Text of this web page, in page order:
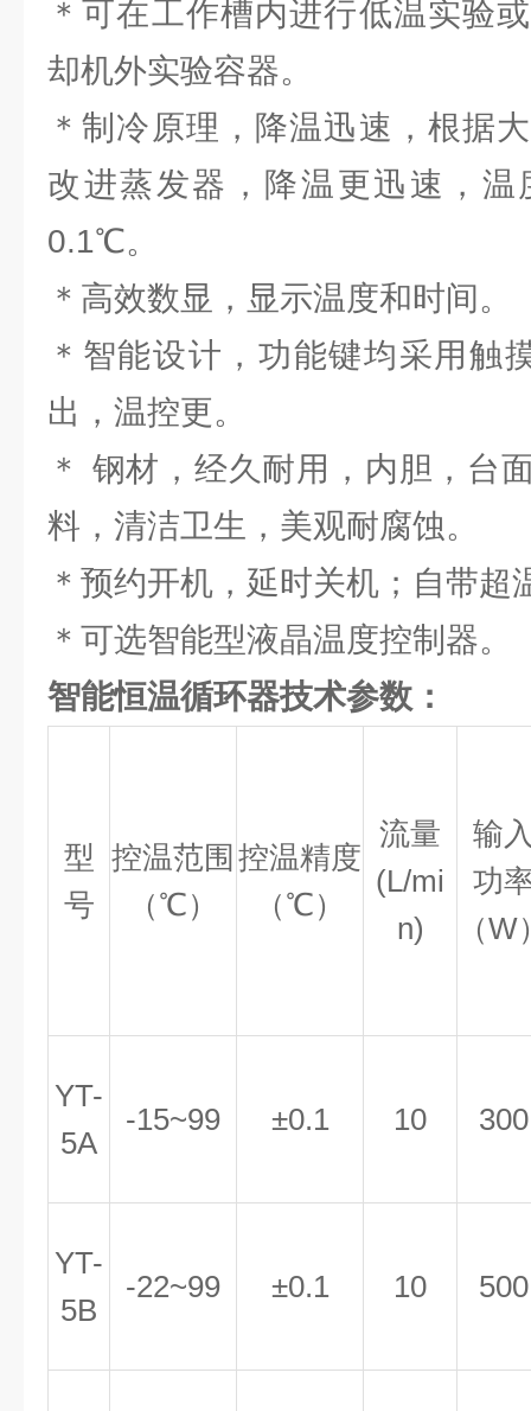
＊可在工作槽内进行低温实验
却机外实验容器。
＊制冷原理，降温迅速，根据
改进蒸发器，降温更迅速，
0.1℃。
＊高效数显，显示温度和时间。
＊智能设计，功能键均采用触
出，温控更。
＊ 钢材，经久耐用，内胆，台
料，清洁卫生，美观耐腐蚀。
＊预约开机，延时关机；自带超
＊可选智能型液晶温度控制器。
智能恒温循环器技术参数：
型
号
控温范围
（℃）
控温精度
（℃）
流量
(L/mi
n)
输
功
（W
YT-
5A
-15~99 ±0.1 10 300
YT-
5B
-22~99 ±0.1 10 500